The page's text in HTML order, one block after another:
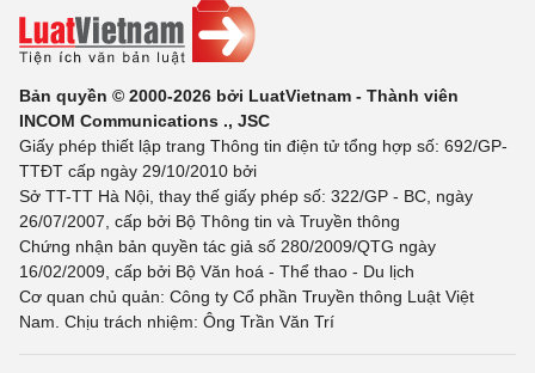
Bản quyền © 2000-2026 bởi LuatVietnam - Thành viên
INCOM Communications ., JSC
Giấy phép thiết lập trang Thông tin điện tử tổng hợp số: 692/GP-
TTĐT cấp ngày 29/10/2010 bởi
Sở TT-TT Hà Nội, thay thế giấy phép số: 322/GP - BC, ngày
26/07/2007, cấp bởi Bộ Thông tin và Truyền thông
Chứng nhận bản quyền tác giả số 280/2009/QTG ngày
16/02/2009, cấp bởi Bộ Văn hoá - Thể thao - Du lịch
Cơ quan chủ quản: Công ty Cổ phần Truyền thông Luật Việt
Nam. Chịu trách nhiệm: Ông Trần Văn Trí